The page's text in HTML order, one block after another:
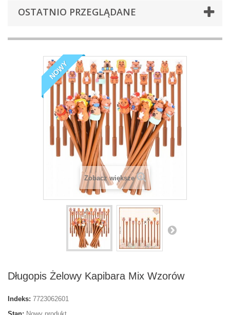
OSTATNIO PRZEGLĄDANE
NOWY
Zobacz większe
Długopis Żelowy Kapibara Mix Wzorów
Indeks: 7723062601